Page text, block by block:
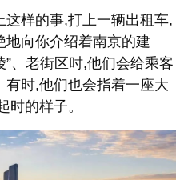
样的事,打上一辆出租车,
向你介绍着南京的建
”、老街区时,他们会给乘客
时,他们也会指着一座大
时的样子。